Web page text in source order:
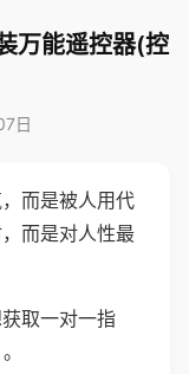
万能遥控器(控
日
而是被人用代
而是对人性最
取一对一指